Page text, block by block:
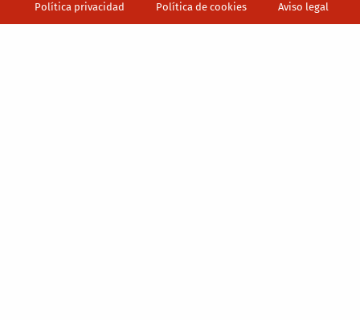
Política privacidad Política de cookies Aviso legal